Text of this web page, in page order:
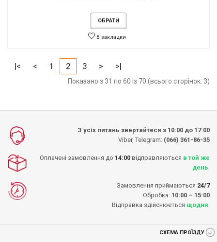
ОБРАТИ
В закладки
|< < 1 2 3 > >|
Показано з 31 по 60 із 70 (всього сторінок: 3)
З усіх питань звертайтеся з 10:00 до 17:00
Viber, Telegram: (066) 361-86-35
Оплачені замовлення до 14:00 відправляються в той же
день
Замовлення приймаються 24/7
Обробка: 10:00 – 15:00
Відправка здійснюється щодня
СХЕМА ПРОЇЗДУ